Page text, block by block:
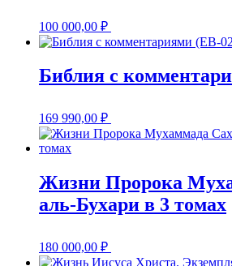
100 000,00 ₽
Библия с
169 990,00 ₽
Жизни Пророка
аль-Бухари в 3 томах
180 000,00 ₽